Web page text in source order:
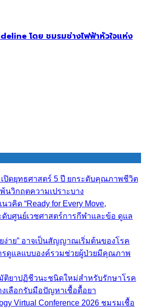
โดย ชมรมช่างไฟฟ้าหัวใจแห่ง
ปิดยุทธศาสตร์ 5 ปี ยกระดับคุณภาพชีวิต
พ้นวิกฤตความเปราะบาง
วคิด “Ready for Every Move,
ดับศูนย์เวชศาสตร์การกีฬาและข้อ ดูแล
ยง่าย” อาจเป็นสัญญาณเริ่มต้นของโรค
รดูแลแบบองค์รวมช่วยผู้ป่วยมีคุณภาพ
ติยาปฏิชีวนะชนิดใหม่สำหรับรักษาโรค
เลือกรับมือปัญหาเชื้อดื้อยา
Virtual Conference 2026 ชมรมเชื้อ